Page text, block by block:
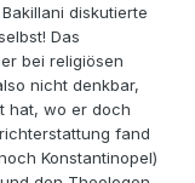
diskutierte
Das
bei religiösen
nicht denkbar,
hat, wo er doch
fand
Konstantinopel)